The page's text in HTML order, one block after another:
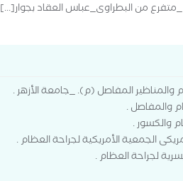
_متفرع من البطراوى_عباس العقاد بجوار[...]
المفاصل (م). _جامعة الأزهر .
والمفاصل .
والكسور .
الجمعية الأمريكية لجراحة العظام .
لجراحة العظام .